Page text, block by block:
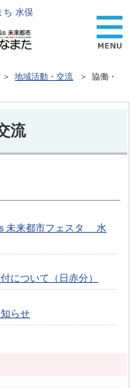
ち 水俣
＞地域活動・交流 ＞ 協働・
流
未来都市フェスタ 水
について（日赤分）
らせ